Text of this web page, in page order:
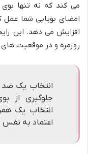
می کند که نه تنها
امضای بویایی شما عمل
افزایش می دهد. این
روزمره و در موقعیت
انتخاب یک ضد
جلوگیری از
انتخاب یک
اعتماد به